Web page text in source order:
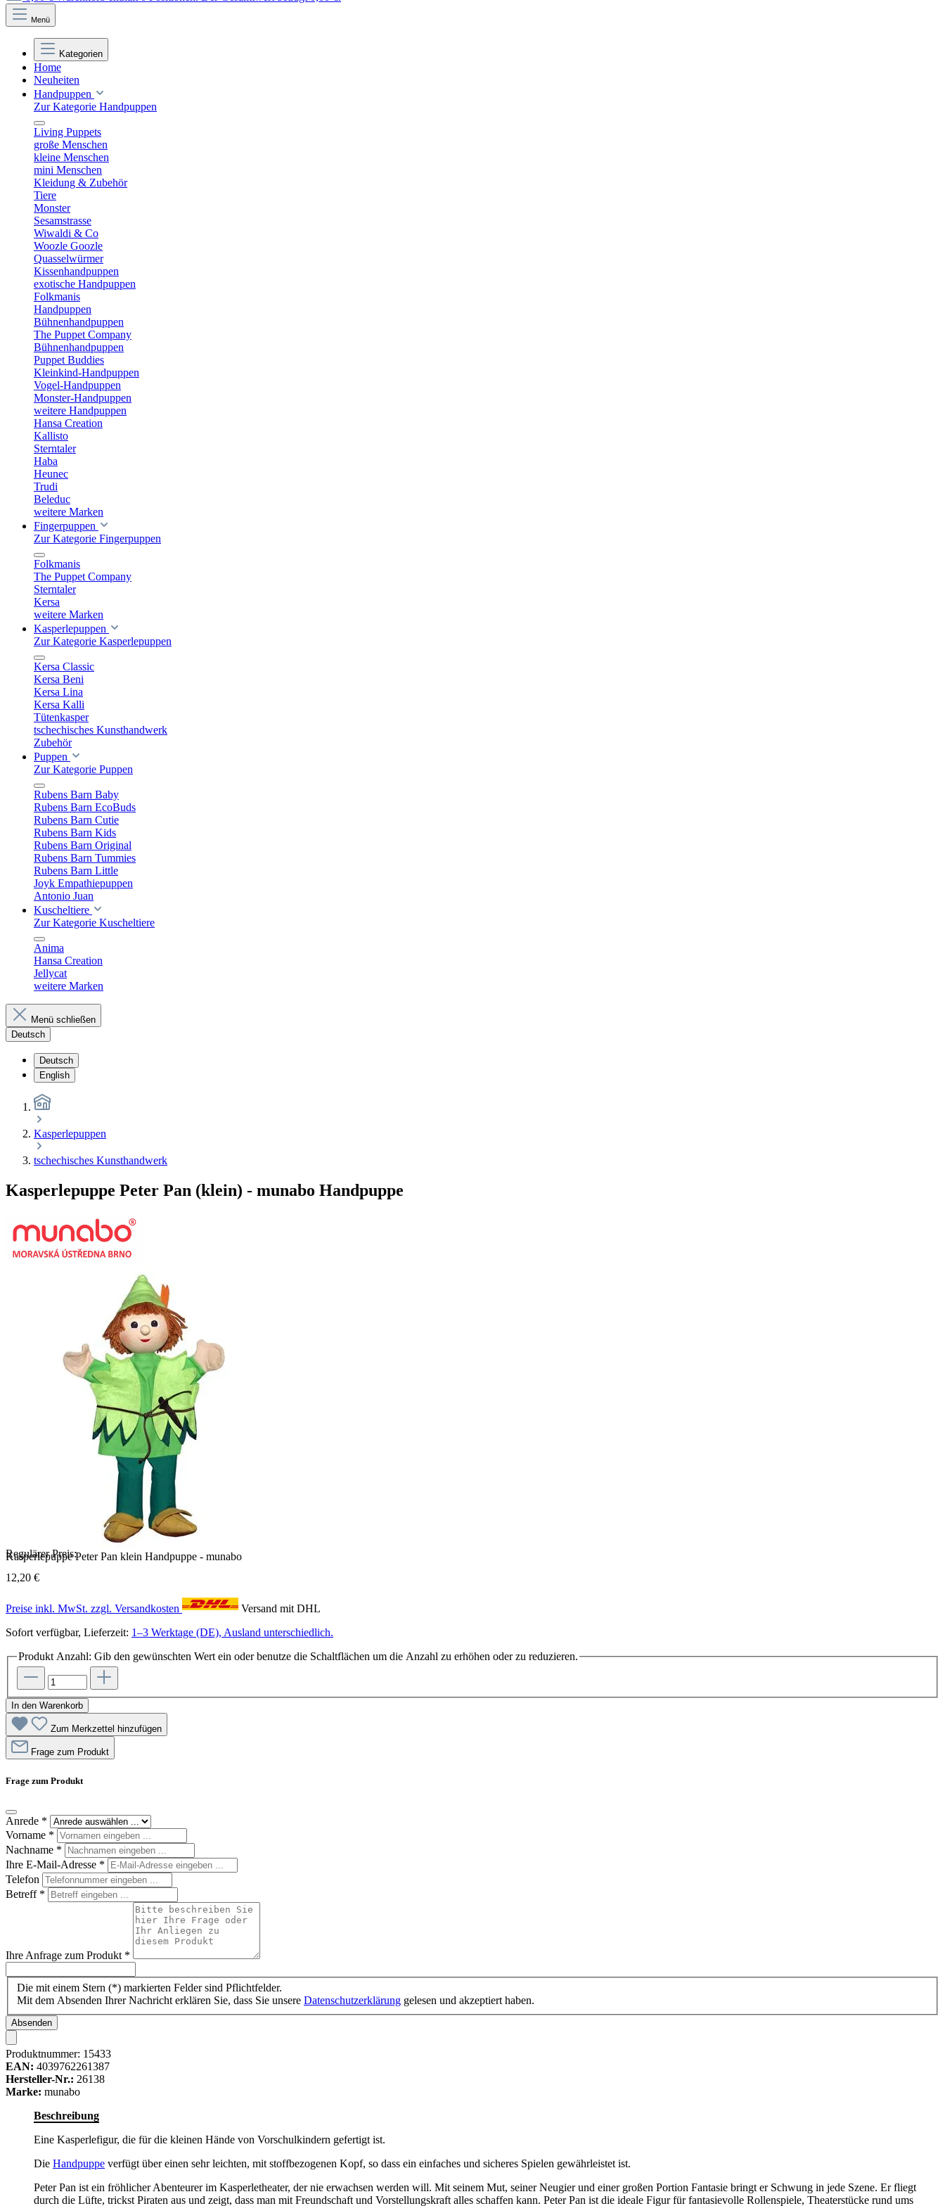
Menü
Kategorien
Home
Neuheiten
Handpuppen
Zur Kategorie Handpuppen
Living Puppets
große Menschen
kleine Menschen
mini Menschen
Kleidung & Zubehör
Tiere
Monster
Sesamstrasse
Wiwaldi & Co
Woozle Goozle
Quasselwürmer
Kissenhandpuppen
exotische Handpuppen
Folkmanis
Handpuppen
Bühnenhandpuppen
The Puppet Company
Bühnenhandpuppen
Puppet Buddies
Kleinkind-Handpuppen
Vogel-Handpuppen
Monster-Handpuppen
weitere Handpuppen
Hansa Creation
Kallisto
Sterntaler
Haba
Heunec
Trudi
Beleduc
weitere Marken
Fingerpuppen
Zur Kategorie Fingerpuppen
Folkmanis
The Puppet Company
Sterntaler
Kersa
weitere Marken
Kasperlepuppen
Zur Kategorie Kasperlepuppen
Kersa Classic
Kersa Beni
Kersa Lina
Kersa Kalli
Tütenkasper
tschechisches Kunsthandwerk
Zubehör
Puppen
Zur Kategorie Puppen
Rubens Barn Baby
Rubens Barn EcoBuds
Rubens Barn Cutie
Rubens Barn Kids
Rubens Barn Original
Rubens Barn Tummies
Rubens Barn Little
Joyk Empathiepuppen
Antonio Juan
Kuscheltiere
Zur Kategorie Kuscheltiere
Anima
Hansa Creation
Jellycat
weitere Marken
Menü schließen
Deutsch
Deutsch
English
Kasperlepuppen
tschechisches Kunsthandwerk
Kasperlepuppe Peter Pan (klein) - munabo Handpuppe
Kasperlepuppe Peter Pan klein Handpuppe - munabo
Regulärer Preis:
12,20 €
Preise inkl. MwSt. zzgl. Versandkosten
Versand mit DHL
Sofort verfügbar, Lieferzeit: 1–3 Werktage (DE), Ausland unterschiedlich.
Produkt Anzahl: Gib den gewünschten Wert ein oder benutze die Schaltflächen um die Anzahl zu erhöhen oder zu reduzieren.
In den Warenkorb
Zum Merkzettel hinzufügen
Frage zum Produkt
Frage zum Produkt
Anrede *
Vorname *
Nachname *
Ihre E-Mail-Adresse *
Telefon
Betreff *
Ihre Anfrage zum Produkt *
Die mit einem Stern (*) markierten Felder sind Pflichtfelder.
Mit dem Absenden Ihrer Nachricht erklären Sie, dass Sie unsere Datenschutzerklärung gelesen und akzeptiert haben.
Absenden
Produktnummer: 15433
EAN: 4039762261387
Hersteller-Nr.: 26138
Marke: munabo
Beschreibung
Eine Kasperlefigur, die für die kleinen Hände von Vorschulkindern gefertigt ist.
Die Handpuppe verfügt über einen sehr leichten, mit stoffbezogenen Kopf, so dass ein einfaches und sicheres Spielen gewährleistet ist.
Peter Pan ist ein fröhlicher Abenteurer im Kasperletheater, der nie erwachsen werden will. Mit seinem Mut, seiner Neugier und einer großen Portion Fantasie bringt er Schwung in jede Szene. Er fliegt
durch die Lüfte, trickst Piraten aus und zeigt, dass man mit Freundschaft und Vorstellungskraft alles schaffen kann. Peter Pan ist die ideale Figur für fantasievolle Rollenspiele, Theaterstücke rund ums